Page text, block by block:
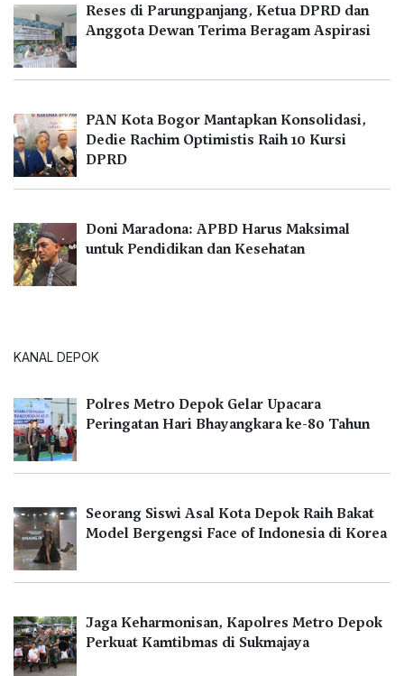
Reses di Parungpanjang, Ketua DPRD dan
Anggota Dewan Terima Beragam Aspirasi
PAN Kota Bogor Mantapkan Konsolidasi,
Dedie Rachim Optimistis Raih 10 Kursi
DPRD
Doni Maradona: APBD Harus Maksimal
untuk Pendidikan dan Kesehatan
KANAL DEPOK
Polres Metro Depok Gelar Upacara
Peringatan Hari Bhayangkara ke-80 Tahun
Seorang Siswi Asal Kota Depok Raih Bakat
Model Bergengsi Face of Indonesia di Korea
Jaga Keharmonisan, Kapolres Metro Depok
Perkuat Kamtibmas di Sukmajaya